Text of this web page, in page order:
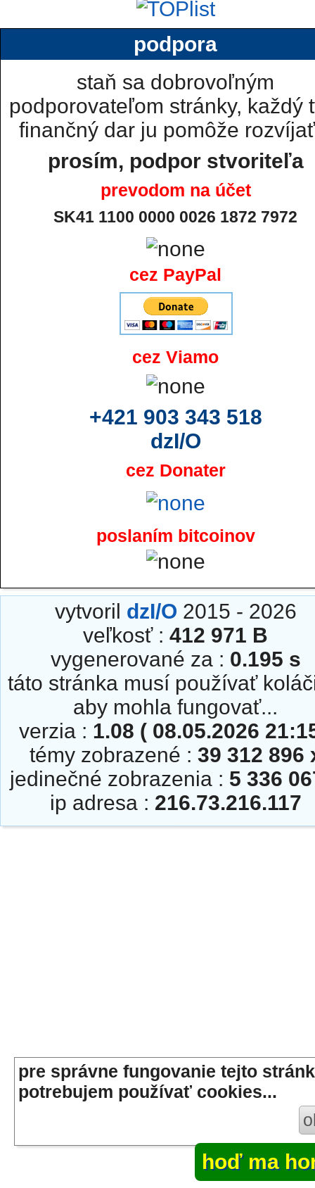
pre správne fungovanie tejto
potrebujem používať cookies...
hoď ma
podpora
staň sa dobrovoľným
podporovateľom stránky, každý
finančný dar ju pomôže
prosím, podpor stvoriteľa
prevodom na účet
SK41 1100 0000 0026 1872 7972
cez PayPal
cez Viamo
+421 903 343 518
dzI/O
cez Donater
poslaním bitcoinov
vytvoril dzI/O 2015 - 2026
veľkosť :412 971 B
vygenerované za : 0.195 s
táto stránka musí používať
aby mohla fungovať...
verzia : 1.08 ( 08.05.2026
témy zobrazené : 39 312 896
jedinečné zobrazenia : 5 336
ip adresa : 216.73.216.117